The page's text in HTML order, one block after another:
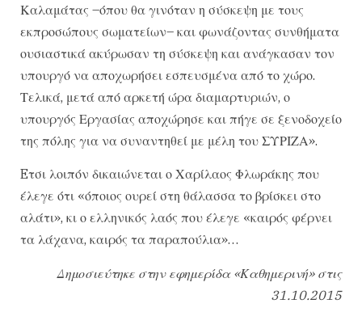
Καλαμάτας –όπου θα γινόταν η σύσκεψη με τους
εκπροσώπους σωματείων– και φωνάζοντας συνθήματα
ουσιαστικά ακύρωσαν τη σύσκεψη και ανάγκασαν τον
υπουργό να αποχωρήσει εσπευσμένα από το χώρο.
Τελικά, μετά από αρκετή ώρα διαμαρτυριών, ο
υπουργός Εργασίας αποχώρησε και πήγε σε ξενοδοχείο
της πόλης για να συναντηθεί με μέλη του ΣΥΡΙΖΑ».
Eτσι λοιπόν δικαιώνεται ο Χαρίλαος Φλωράκης που
έλεγε ότι «όποιος ουρεί στη θάλασσα το βρίσκει στο
αλάτι», κι ο ελληνικός λαός που έλεγε «καιρός φέρνει
τα λάχανα, καιρός τα παραπούλια»…
Δημοσιεύτηκε στην εφημερίδα «Καθημερινή» στις
31.10.2015